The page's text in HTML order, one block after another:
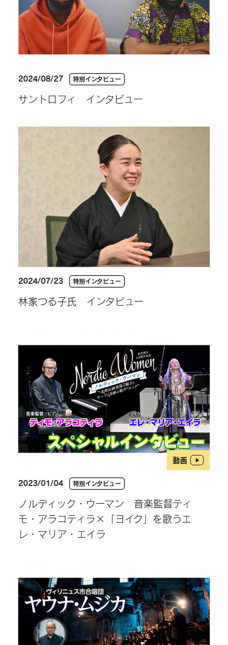
2024/08/27 特別インタビュー
サントロフィ インタビュー
2024/07/23 特別インタビュー
林家つる子氏 インタビュー
動画
2023/01/04 特別インタビュー
ノルディック・ウーマン 音楽監督ティ
モ・アラコティラ×「ヨイク」を歌うエ
レ・マリア・エイラ